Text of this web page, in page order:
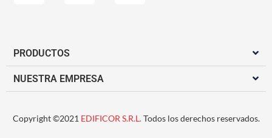
PRODUCTOS
NUESTRA EMPRESA
Copyright ©2021 EDIFICOR S.R.L.Todos los derechos reservados.